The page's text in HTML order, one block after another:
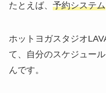
たとえば、 予約システム
ホットヨガスタジオ
て、自分のスケジュー
んです。